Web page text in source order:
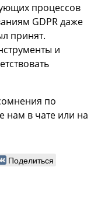
процессов
GDPR даже
принят.
и
по
нам в чате или на
Поделиться